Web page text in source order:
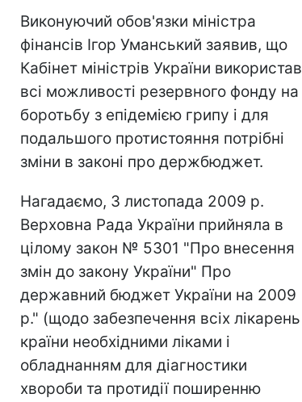
Виконуючий обов'язки міністра
фінансів Ігор Уманський заявив, що
Кабінет міністрів України використав
всі можливості резервного фонду на
боротьбу з епідемією грипу і для
подальшого протистояння потрібні
зміни в законі про держбюджет.
Нагадаємо, 3 листопада 2009 р.
Верховна Рада України прийняла в
цілому закон № 5301 "Про внесення
змін до закону України" Про
державний бюджет України на 2009
р." (щодо забезпечення всіх лікарень
країни необхідними ліками і
обладнанням для діагностики
хвороби та протидії поширенню